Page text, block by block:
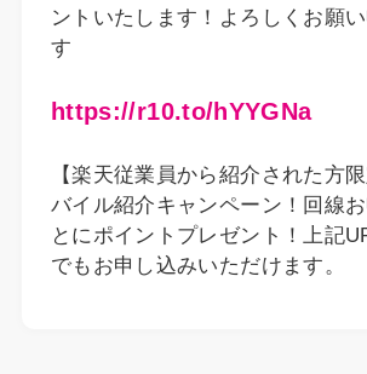
ントいたします！よろしくお願
す
https://r10.to/hYYGNa
【楽天従業員から紹介された方
バイル紹介キャンペーン！回線
とにポイントプレゼント！上記
でもお申し込みいただけます。